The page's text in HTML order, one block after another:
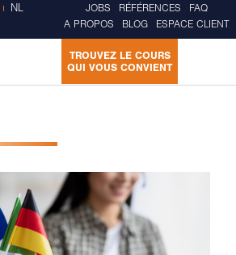
NL JOBS RÉFÉRENCES
FAQ
A PROPOS
BLOG ESPACE CLIENT
TROUVEZ LE COURS
QUI VOUS CONVIENT